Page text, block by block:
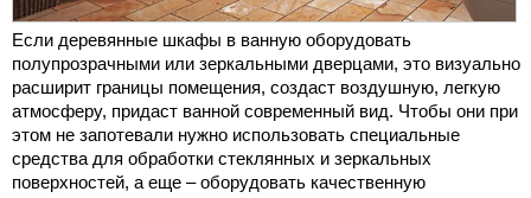
Если деревянные шкафы в ванную оборудовать
полупрозрачными или зеркальными дверцами, это визуально
расширит границы помещения, создаст воздушную, легкую
атмосферу, придаст ванной современный вид. Чтобы они при
этом не запотевали нужно использовать специальные
средства для обработки стеклянных и зеркальных
поверхностей, а еще – оборудовать качественную